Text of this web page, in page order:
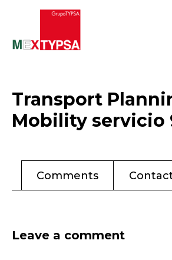
Transport
Mobility servicio
Comments
Leave a comment